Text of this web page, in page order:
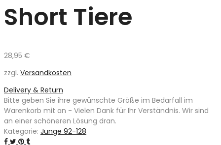
Short Tiere
28,95 €
zzgl. Versandkosten
Delivery & Return
Bitte geben Sie ihre gewünschte Größe im Bedarfall im
Warenkorb mit an - Vielen Dank für Ihr Verständnis. Wir sind
an einer schöneren Lösung dran.
Kategorie: Junge 92-128